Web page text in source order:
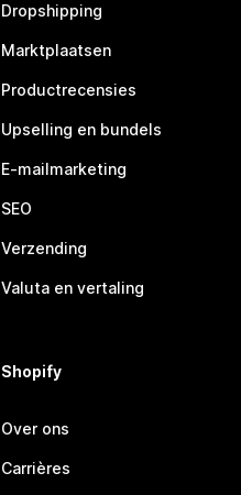
Dropshipping
Marktplaatsen
Productrecensies
Upselling en bundels
E-mailmarketing
SEO
Verzending
Valuta en vertaling
Shopify
Over ons
Carrières